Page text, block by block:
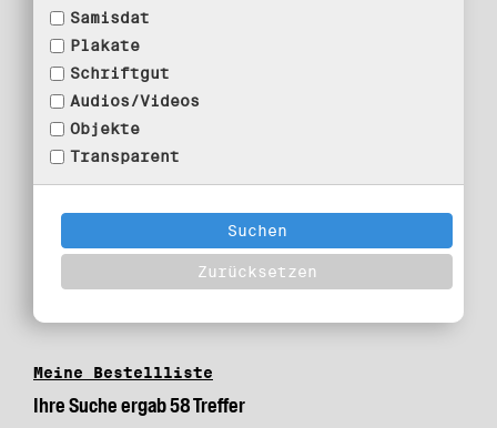
Samisdat
Plakate
Schriftgut
Audios/Videos
Objekte
Transparent
Meine Bestellliste
Ihre Suche ergab 58 Treffer